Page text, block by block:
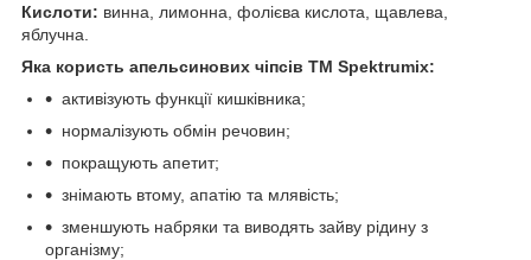
Кислоти: винна, лимонна, фолієва кислота, щавлева,
яблучна.
Яка користь апельсинових чіпсів ТМ Spektrumix:
активізують функції кишківника;
нормалізують обмін речовин;
покращують апетит;
знімають втому, апатію та млявість;
зменшують набряки та виводять зайву рідину з
організму;